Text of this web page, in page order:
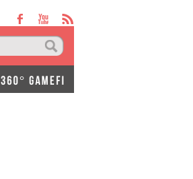
360° GAMEFI